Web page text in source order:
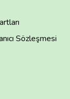
Sözleşmesi